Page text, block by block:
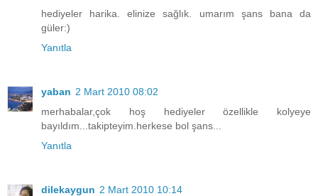
hediyeler harika. elinize sağlık. umarım şans bana da
güler:)
Yanıtla
yaban 2 Mart 2010 08:02
merhabalar,çok hoş hediyeler özellikle kolyeye
bayıldım...takipteyim.herkese bol şans...
Yanıtla
dilekaygun 2 Mart 2010 10:14